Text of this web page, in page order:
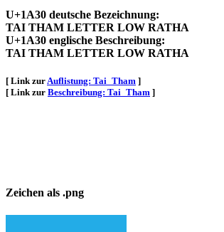
U+1A30 deutsche Bezeichnung:
TAI THAM LETTER LOW RATHA
U+1A30 englische Beschreibung:
TAI THAM LETTER LOW RATHA
[ Link zurAuflistung: Tai_Tham ]
[ Link zur Beschreibung: Tai_Tham ]
Zeichen als .png